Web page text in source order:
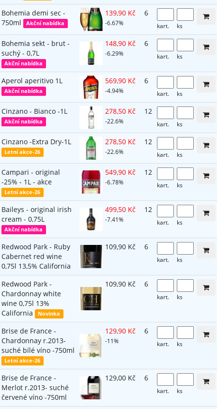
Bohemia demi sec -
750ml
Akční nabídka
139,90 Kč
-6.67%
6
kart. ks
Bohemia sekt - brut -
suchý - 0,7L
Akční nabídka
148,90 Kč
-6.29%
6
kart. ks
Aperol aperitivo 1L
Akční nabídka
569,90 Kč
-4.94%
6
kart. ks
Cinzano - Bianco -1L
Akční nabídka
278,50 Kč
-22.6%
12
kart. ks
Cinzano -Extra Dry-1L
Letní akce-26
278,50 Kč
-22.6%
12
kart. ks
Campari - original
-25% - 1L - akce
Letní akce-26
549,90 Kč
-6.78%
12
kart. ks
Baileys - original irish
cream - 0,75L
Akční nabídka
499,50 Kč
-7.41%
12
kart. ks
Redwood Park - Ruby
Cabernet red wine
0,75l 13,5% California
109,90 Kč 6
kart. ks
Redwood Park -
Chardonnay white
wine 0,75l 13%
California
Novinka
109,90 Kč 6
kart. ks
Brise de France -
Chardonnay r.2013-
suché bílé víno -750ml
Letní akce-26
129,90 Kč
-11%
6
kart. ks
Brise de France -
Merlot r.2013- suché
červené víno -750ml
129,00 Kč 6
kart. ks